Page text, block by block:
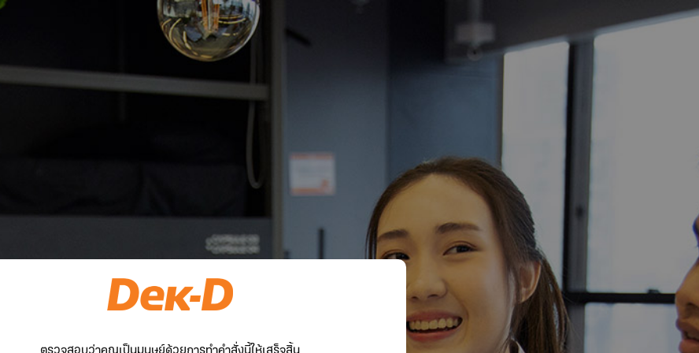
ตรวจสอบว่าคุณเป็นมนุษย์ด้วยการทำคำสั่งนี้ให้เสร็จสิ้น